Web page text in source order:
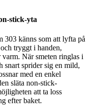
stick-yta
303 känns som att lyfta på
tryggt i handen,
varm. När smeten ringlas i
snart sprider sig en mild,
med en enkel
släta non-stick-
att ta loss
efter baket.